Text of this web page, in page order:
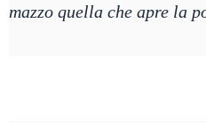
mazzo quella che apre la